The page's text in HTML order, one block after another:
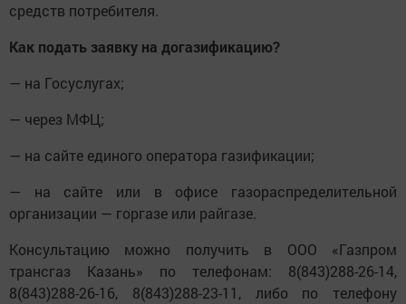
средств потребителя.
Как подать заявку на догазификацию?
— на Госуслугах;
— через МФЦ;
— на сайте единого оператора газификации;
— на сайте или в офисе газораспределительной
организации — горгазе или райгазе.
Консультацию можно получить в ООО «Газпром
трансгаз Казань» по телефонам: 8(843)288-26-14,
8(843)288-26-16, 8(843)288-23-11, либо по телефону